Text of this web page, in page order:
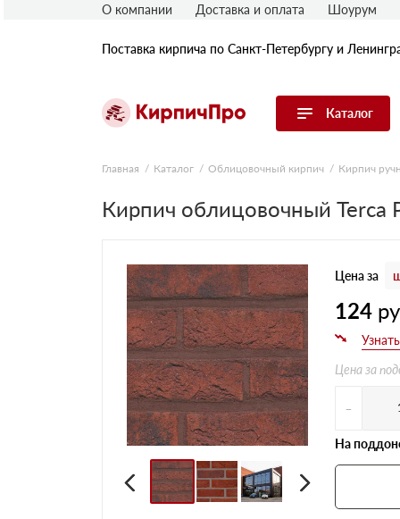
Поставка кирпича по Санкт-Петербургу и
Каталог
Перейти в каталог
Строительный (рядовой) кирпич
блок
Фасадная плитка, камень, декор
Печной кирпич
Брусчатка и мощение
Кладочные смеси
О компании Доставка и оплата Шоурум
Главная Каталог Облицовочный кирпич Кирпич
Кирпич облицовочный
Цена за
124
Цена за
-
На